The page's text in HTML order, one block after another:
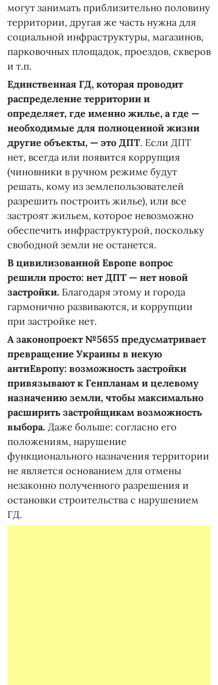
могут занимать приблизительно половину
территории, другая же часть нужна для
социальной инфраструктуры, магазинов,
парковочных площадок, проездов, скверов
и т.п.
Единственная ГД, которая проводит
распределение территории и
определяет, где именно жилье, а где —
необходимые для полноценной жизни
другие объекты, — это ДПТ. Если ДПТ
нет, всегда или появится коррупция
(чиновники в ручном режиме будут
решать, кому из землепользователей
разрешить построить жилье), или все
застроят жильем, которое невозможно
обеспечить инфраструктурой, поскольку
свободной земли не останется.
В цивилизованной Европе вопрос
решили просто: нет ДПТ — нет новой
застройки. Благодаря этому и города
гармонично развиваются, и коррупции
при застройке нет.
А законопроект №5655 предусматривает
превращение Украины в некую
антиЕвропу: возможность застройки
привязывают к Генпланам и целевому
назначению земли, чтобы максимально
расширить застройщикам возможность
выбора. Даже больше: согласно его
положениям, нарушение
функционального назначения территории
не является основанием для отмены
незаконно полученного разрешения и
остановки строительства с нарушением
ГД.